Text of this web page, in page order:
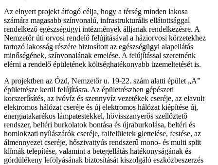
Az elnyert projekt átfogó célja, hogy a térség minden lakosa
számára magasabb színvonalú, infrastrukturális ellátottsággal
rendelkező egészségügyi intézmények álljanak rendelkezésre. A
Nemzetőr úti orvosi rendelő felújításával a háziorvosi körzetekhez
tartozó lakosság részére biztosított az egészségügyi alapellátás
minőségének, színvonalának emelése. A felújítással szeretnénk
elérni a rendelő épületének költséghatékonyabb üzemeltetését is.
A projektben az Ózd, Nemzetőr u. 19-22. szám alatti épület „A”
épületrésze kerül felújításra. Az épületrészben gépészeti
korszerűsítés, az ivóvíz és szennyvíz vezetékek cseréje, az elavult
elektromos hálózat cseréje és új elektromos hálózat kiépítése új,
energiatakarékos lámpatestekkel, hővisszanyerős szellőztető
rendszer, beltéri burkolatok bontása és újraburkolása, beltéri és
homlokzati nyílászárók cseréje, falfelületek glettelése, festése, az
álmennyezet cseréje, hőszivattyús rendszerű mono- és multi split
klímák telepítése, valamint a betegellátás hatékonyságának és
gördülékeny lefolyásának biztosítását kiszolgáló eszközbeszerzés